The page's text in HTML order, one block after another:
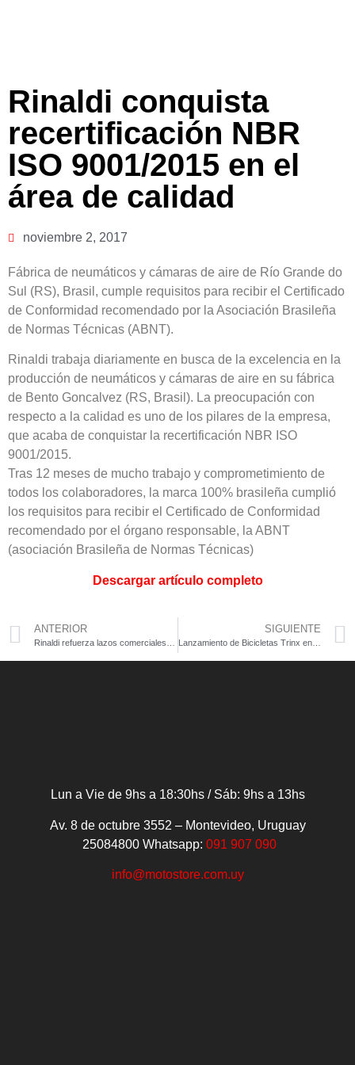
Rinaldi conquista
recertificación NBR
ISO 9001/2015 en el
área de calidad
noviembre 2, 2017
Fábrica de neumáticos y cámaras de aire de Río Grande do
Sul (RS), Brasil, cumple requisitos para recibir el Certificado
de Conformidad recomendado por la Asociación Brasileña
de Normas Técnicas (ABNT).
Rinaldi trabaja diariamente en busca de la excelencia en la
producción de neumáticos y cámaras de aire en su fábrica
de Bento Goncalvez (RS, Brasil). La preocupación con
respecto a la calidad es uno de los pilares de la empresa,
que acaba de conquistar la recertificación NBR ISO
9001/2015.
Tras 12 meses de mucho trabajo y comprometimiento de
todos los colaboradores, la marca 100% brasileña cumplió
los requisitos para recibir el Certificado de Conformidad
recomendado por el órgano responsable, la ABNT
(asociación Brasileña de Normas Técnicas)
Descargar artículo completo
ANTERIOR SIGUIENTE
Lanzamiento de Bicicletas Trinx en Uruguay
Lun a Vie de 9hs a 18:30hs / Sáb: 9hs a 13hs
Av. 8 de octubre 3552 – Montevideo, Uruguay
25084800Whatsapp: 091 907 090
info@motostore.com.uy